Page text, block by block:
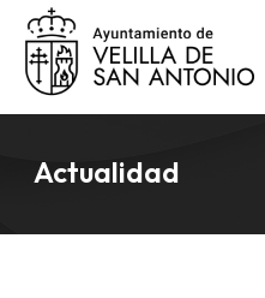
Actualidad